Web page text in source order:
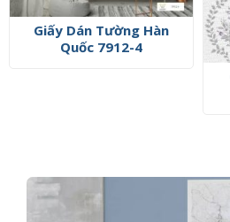
Giấy Dán Tường Hàn
Quốc 7912-4